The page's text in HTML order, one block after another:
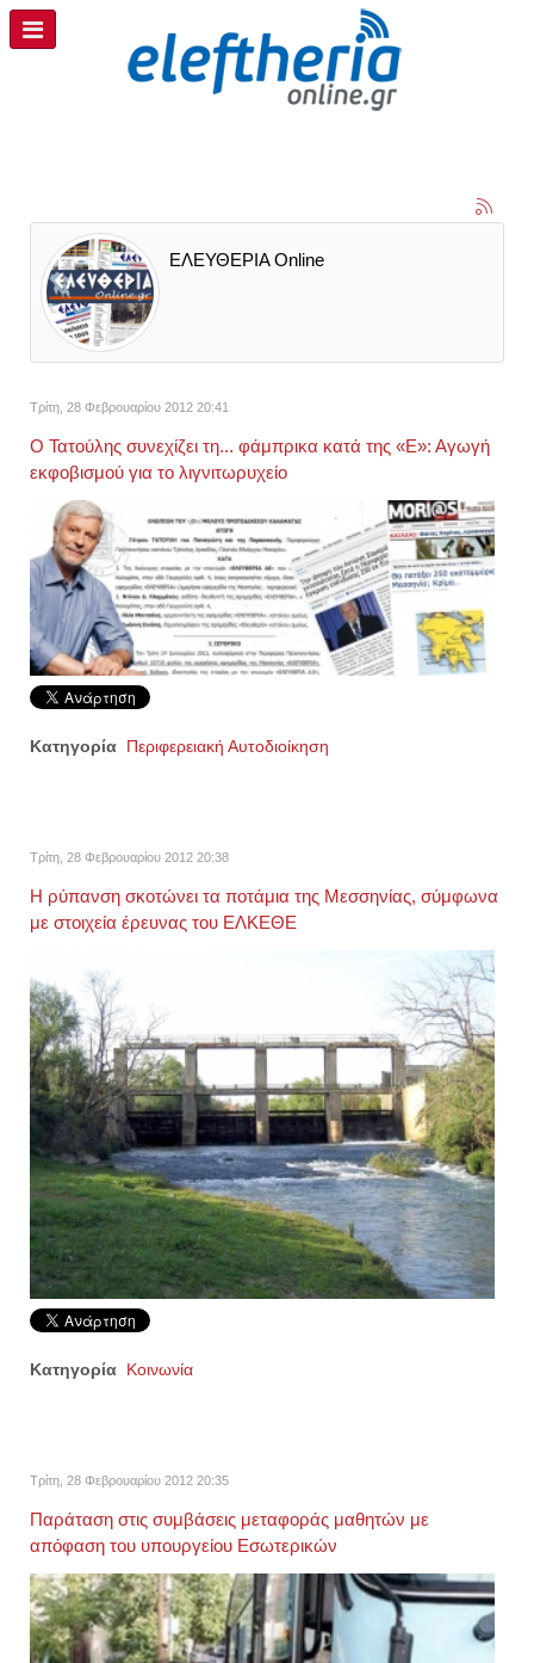
ΕΛΕΥΘΕΡΙΑ Online
Τρίτη, 28 Φεβρουαρίου 2012 20:41
Ο Τατούλης συνεχίζει τη... φάμπρικα κατά της «Ε»: Αγωγή
εκφοβισμού για το λιγνιτωρυχείο
Κατηγορία Περιφερειακή Αυτοδιοίκηση
Τρίτη, 28 Φεβρουαρίου 2012 20:38
Η ρύπανση σκοτώνει τα ποτάμια της Μεσσηνίας, σύμφωνα
με στοιχεία έρευνας του ΕΛΚΕΘΕ
Κατηγορία Κοινωνία
Τρίτη, 28 Φεβρουαρίου 2012 20:35
Παράταση στις συμβάσεις μεταφοράς μαθητών με
απόφαση του υπουργείου Εσωτερικών